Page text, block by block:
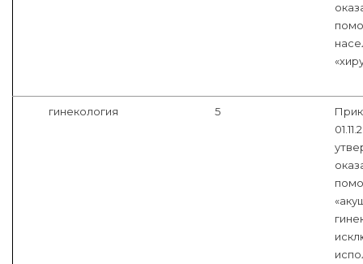
гинекология 5